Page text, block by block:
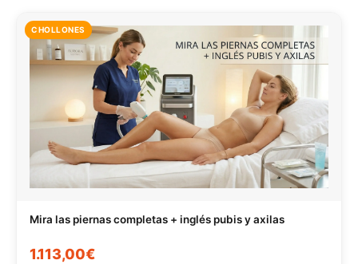
CHOLLONES
Mira las piernas completas + inglés pubis y axilas
1.113,00€